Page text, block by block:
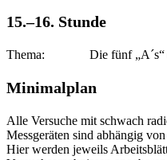
15.–16. Stunde
Thema: Die fünf „A´s“
Minimalplan
Alle Versuche mit schwach
Messgeräten sind abhängig
Hier werden jeweils